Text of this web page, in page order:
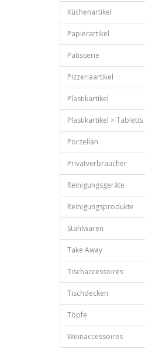
Küchenartikel
Papierartikel
Patisserie
Pizzeriaartikel
Plastikartikel
Plastikartikel > Tabletts
Porzellan
Privatverbraucher
Reinigungsgeräte
Reinigungsprodukte
Stahlwaren
Take Away
Tischaccessoires
Tischdecken
Töpfe
Weinaccessoires